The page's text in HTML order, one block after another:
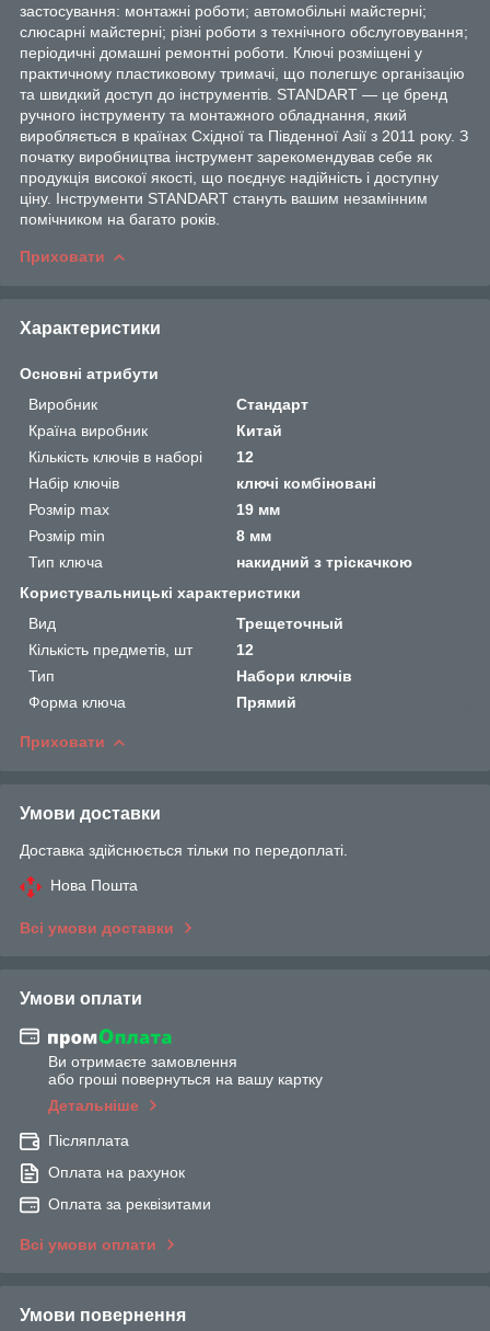
застосування: монтажні роботи; автомобільні майстерні;
слюсарні майстерні; різні роботи з технічного обслуговування;
періодичні домашні ремонтні роботи. Ключі розміщені у
практичному пластиковому тримачі, що полегшує організацію
та швидкий доступ до інструментів. STANDART — це бренд
ручного інструменту та монтажного обладнання, який
виробляється в країнах Східної та Південної Азії з 2011 року. З
початку виробництва інструмент зарекомендував себе як
продукція високої якості, що поєднує надійність і доступну
ціну. Інструменти STANDART стануть вашим незамінним
помічником на багато років.
Приховати
Характеристики
Основні атрибути
Виробник
Стандарт
Країна виробник
Китай
Кількість ключів в наборі
12
Набір ключів
ключі комбіновані
Розмір max
19 мм
Розмір min
8 мм
Тип ключа
накидний з тріскачкою
Користувальницькі характеристики
Вид
Трещеточный
Кількість предметів, шт
12
Тип
Набори ключів
Форма ключа
Прямий
Приховати
Умови доставки
Доставка здійснюється тільки по передоплаті.
Нова Пошта
Всі умови доставки
Умови оплати
Ви отримаєте замовлення
або гроші повернуться на вашу картку
Детальніше
Післяплата
Оплата на рахунок
Оплата за реквізитами
Всі умови оплати
Умови повернення